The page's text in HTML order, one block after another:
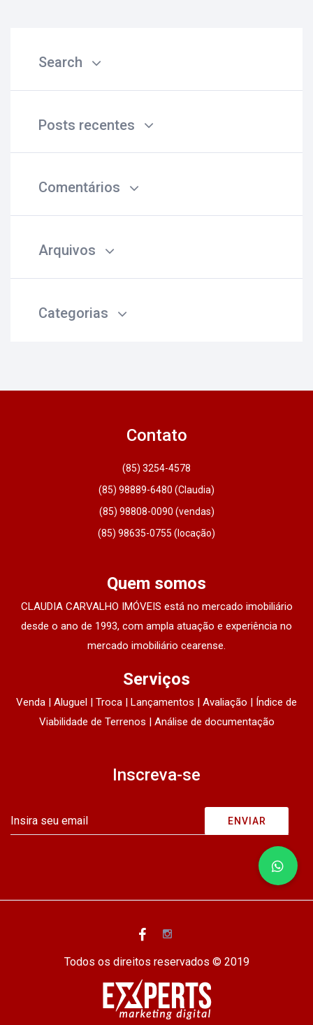
Search
Posts recentes
Comentários
Arquivos
Categorias
Contato
(85) 3254-4578
(85) 98889-6480 (Claudia)
(85) 98808-0090 (vendas)
(85) 98635-0755 (locação)
Quem somos
CLAUDIA CARVALHO IMÓVEIS está no mercado imobiliário
desde o ano de 1993, com ampla atuação e experiência no
mercado imobiliário cearense.
Serviços
Venda | Aluguel | Troca | Lançamentos | Avaliação | Índice de
Viabilidade de Terrenos | Análise de documentação
Inscreva-se
Todos os direitos reservados © 2019